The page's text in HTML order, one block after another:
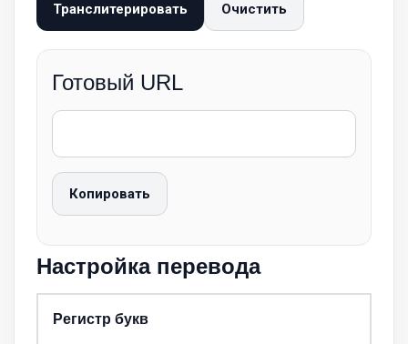
Транслитерировать Очистить
Готовый URL
Копировать
Настройка перевода
Регистр букв